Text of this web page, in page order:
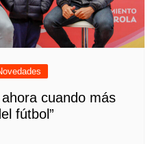
cuando más
fútbol”